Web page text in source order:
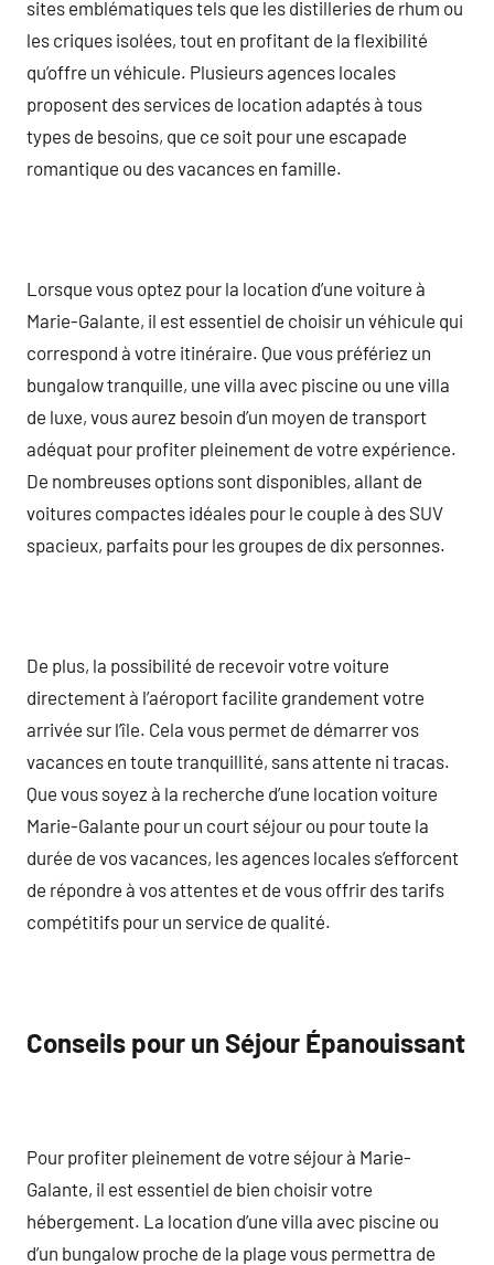
sites emblématiques tels que les distilleries de rhum ou
les criques isolées, tout en profitant de la flexibilité
qu’offre un véhicule. Plusieurs agences locales
proposent des services de location adaptés à tous
types de besoins, que ce soit pour une escapade
romantique ou des vacances en famille.
Lorsque vous optez pour la location d’une voiture à
Marie-Galante, il est essentiel de choisir un véhicule qui
correspond à votre itinéraire. Que vous préfériez un
bungalow tranquille, une villa avec piscine ou une villa
de luxe, vous aurez besoin d’un moyen de transport
adéquat pour profiter pleinement de votre expérience.
De nombreuses options sont disponibles, allant de
voitures compactes idéales pour le couple à des SUV
spacieux, parfaits pour les groupes de dix personnes.
De plus, la possibilité de recevoir votre voiture
directement à l’aéroport facilite grandement votre
arrivée sur l’île. Cela vous permet de démarrer vos
vacances en toute tranquillité, sans attente ni tracas.
Que vous soyez à la recherche d’une location voiture
Marie-Galante pour un court séjour ou pour toute la
durée de vos vacances, les agences locales s’efforcent
de répondre à vos attentes et de vous offrir des tarifs
compétitifs pour un service de qualité.
Conseils pour un Séjour Épanouissant
Pour profiter pleinement de votre séjour à Marie-
Galante, il est essentiel de bien choisir votre
hébergement. La location d’une villa avec piscine ou
d’un bungalow proche de la plage vous permettra de